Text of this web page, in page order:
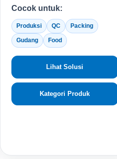
Cocok untuk:
Produksi QC Packing
Gudang Food
Lihat Solusi
Kategori Produk